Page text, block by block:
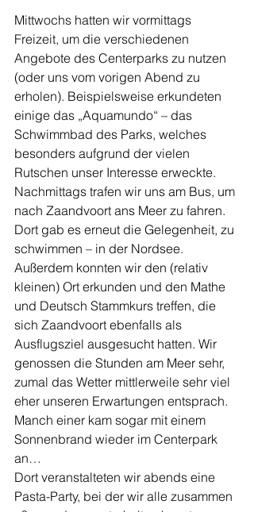
Mittwochs hatten wir vormittags
Freizeit, um die verschiedenen
Angebote des Centerparks zu nutzen
(oder uns vom vorigen Abend zu
erholen). Beispielsweise erkundeten
einige das „Aquamundo“ – das
Schwimmbad des Parks, welches
besonders aufgrund der vielen
Rutschen unser Interesse erweckte.
Nachmittags trafen wir uns am Bus, um
nach Zaandvoort ans Meer zu fahren.
Dort gab es erneut die Gelegenheit, zu
schwimmen – in der Nordsee.
Außerdem konnten wir den (relativ
kleinen) Ort erkunden und den Mathe
und Deutsch Stammkurs treffen, die
sich Zaandvoort ebenfalls als
Ausflugsziel ausgesucht hatten. Wir
genossen die Stunden am Meer sehr,
zumal das Wetter mittlerweile sehr viel
eher unseren Erwartungen entsprach.
Manch einer kam sogar mit einem
Sonnenbrand wieder im Centerpark
an…
Dort veranstalteten wir abends eine
Pasta-Party, bei der wir alle zusammen